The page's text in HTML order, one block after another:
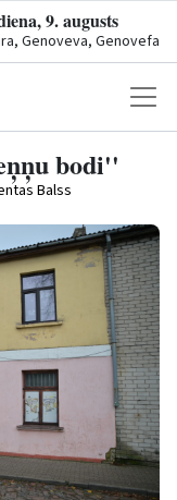
9. augusts
Genoveva, Genovefa
bodi''
Balss